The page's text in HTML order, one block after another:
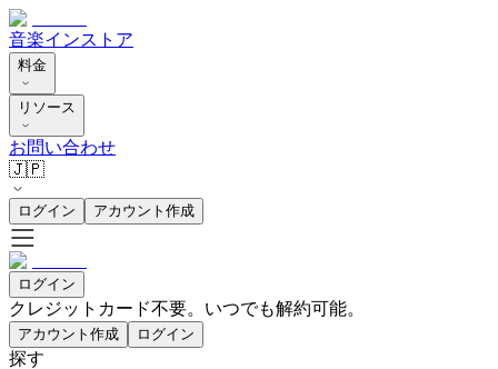
音楽インストア
料金
リソース
お問い合わせ
🇯🇵
ログイン アカウント作成
ログイン
クレジットカード不要。いつでも解約可能。
アカウント作成 ログイン
探す